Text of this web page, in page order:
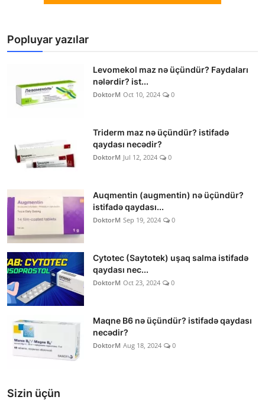
Popluyar yazılar
Levomekol maz nə üçündür? Faydaları
nələrdir? ist...
DoktorM Oct 10, 2024 0
Triderm maz nə üçündür? istifadə
qaydası necədir?
DoktorM Jul 12, 2024 0
Auqmentin (augmentin) nə üçündür?
istifadə qaydası...
DoktorM Sep 19, 2024 0
Cytotec (Saytotek) uşaq salma istifadə
qaydası nec...
DoktorM Oct 23, 2024 0
Maqne B6 nə üçündür? istifadə qaydası
necədir?
DoktorM Aug 18, 2024 0
Sizin üçün